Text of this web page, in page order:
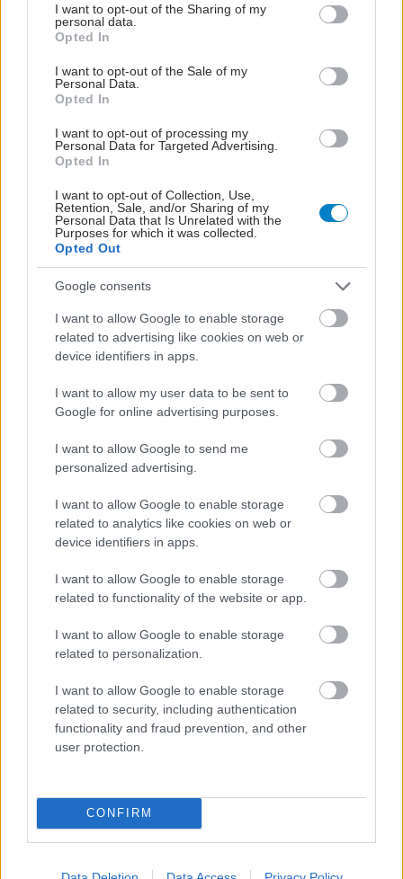
not limited to your visit or usage behaviour. You may click to
grant or deny consent to Google and its third-party tags to
use your data for below specified purposes in below Google
consent section.
I want to opt-out of the Sharing of my
personal data.
Opted In
I want to opt-out of the Sale of my
Personal Data.
Opted In
I want to opt-out of processing my
Personal Data for Targeted Advertising.
Opted In
I want to opt-out of Collection, Use,
Retention, Sale, and/or Sharing of my
Personal Data that Is Unrelated with the
Purposes for which it was collected.
Opted Out
Google consents
I want to allow Google to enable storage
related to advertising like cookies on web or
device identifiers in apps.
I want to allow my user data to be sent to
Google for online advertising purposes.
I want to allow Google to send me
personalized advertising.
I want to allow Google to enable storage
related to analytics like cookies on web or
device identifiers in apps.
I want to allow Google to enable storage
related to functionality of the website or app.
I want to allow Google to enable storage
related to personalization.
I want to allow Google to enable storage
related to security, including authentication
functionality and fraud prevention, and other
user protection.
CONFIRM